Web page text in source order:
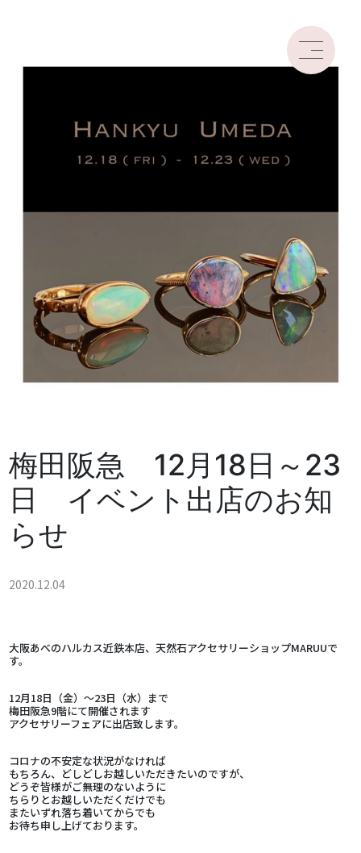
梅田阪急 12月18日～23
日 イベント出店のお知
らせ
2020.12.04
大阪あべのハルカス近鉄本店、天然石アクセサリーショップMARUUで
す。
12月18日（金）～23日（水）まで
梅田阪急9階にて開催されます
アクセサリーフェアに出店致します。
コロナの不安定な状況がなければ
もちろん、どしどしお越しいただきたいのですが、
どうぞ皆様がご無理のないように
ちらりとお越しいただくだけでも
またいずれ落ち着いてからでも
お待ち申し上げております。